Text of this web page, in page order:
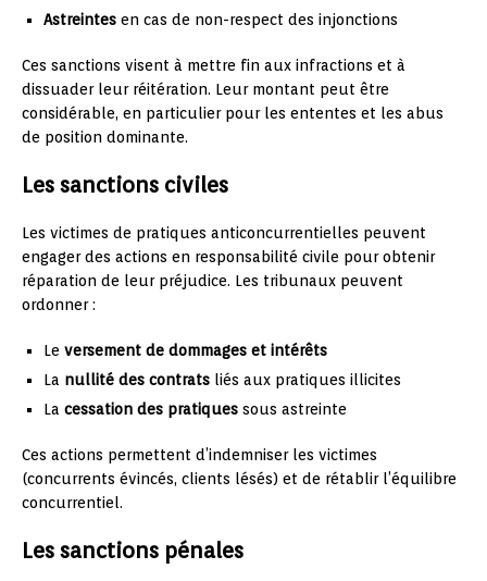
Astreintes en cas de non-respect des injonctions
Ces sanctions visent à mettre fin aux infractions et à
dissuader leur réitération. Leur montant peut être
considérable, en particulier pour les ententes et les abus
de position dominante.
Les sanctions civiles
Les victimes de pratiques anticoncurrentielles peuvent
engager des actions en responsabilité civile pour obtenir
réparation de leur préjudice. Les tribunaux peuvent
ordonner :
Le versement de dommages et intérêts
La nullité des contrats liés aux pratiques illicites
La cessation des pratiques sous astreinte
Ces actions permettent d’indemniser les victimes
(concurrents évincés, clients lésés) et de rétablir l’équilibre
concurrentiel.
Les sanctions pénales